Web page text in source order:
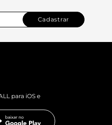
Cadastrar
para iOS e